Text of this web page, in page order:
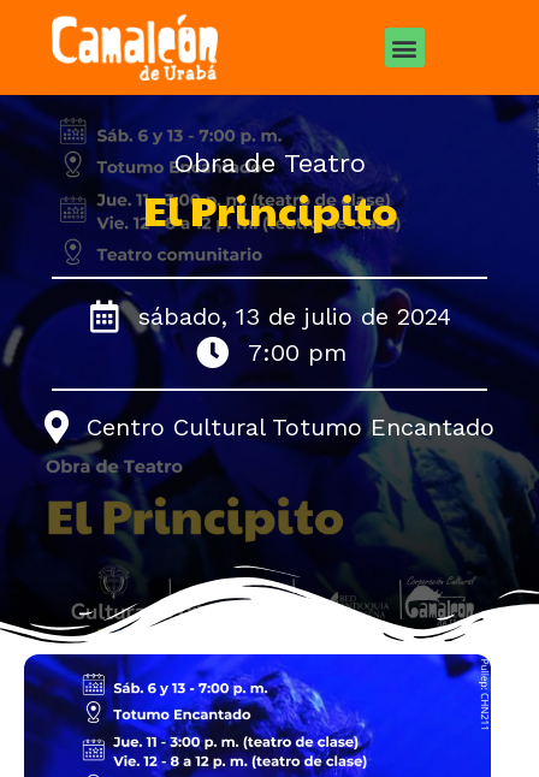
Obra de Teatro
El Principito
sábado, 13 de julio de 2024
7:00 pm
Centro Cultural Totumo Encantado